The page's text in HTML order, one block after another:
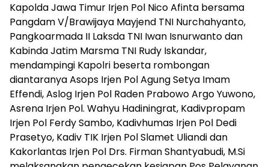
Kapolda Jawa Timur Irjen Pol Nico Afinta bersama
Pangdam V/Brawijaya Mayjend TNI Nurchahyanto,
Pangkoarmada II Laksda TNI Iwan Isnurwanto dan
Kabinda Jatim Marsma TNI Rudy Iskandar,
mendampingi Kapolri beserta rombongan
diantaranya Asops Irjen Pol Agung Setya Imam
Effendi, Aslog Irjen Pol Raden Prabowo Argo Yuwono,
Asrena Irjen Pol. Wahyu Hadiningrat, Kadivpropam
Irjen Pol Ferdy Sambo, Kadivhumas Irjen Pol Dedi
Prasetyo, Kadiv TIK Irjen Pol Slamet Uliandi dan
Kakorlantas Irjen Pol Drs. Firman Shantyabudi, M.Si